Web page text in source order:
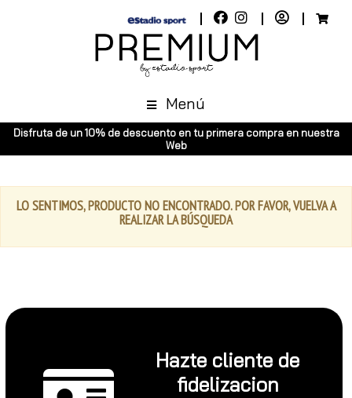
Menú
Disfruta de un 10% de descuento en tu primera compra en nuestra
Web
LO SENTIMOS, PRODUCTO NO ENCONTRADO. POR FAVOR, VUELVA A
REALIZAR LA BÚSQUEDA
Hazte cliente de
fidelizacion